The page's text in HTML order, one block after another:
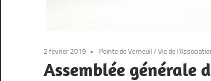
2 février 2019 Pointe de Verneuil/Vie de
Assemblée générale